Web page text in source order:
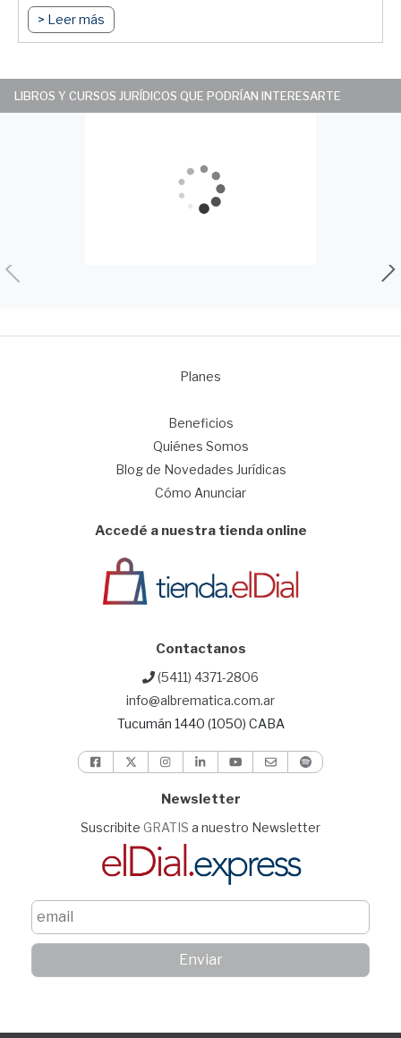
> Leer más
LIBROS Y CURSOS JURÍDICOS QUE PODRÍAN INTERESARTE
Planes
Beneficios
Quiénes Somos
Blog de Novedades Jurídicas
Cómo Anunciar
Accedé a nuestra tienda online
Contactanos
(5411) 4371-2806
info@albrematica.com.ar
Tucumán 1440 (1050) CABA
Newsletter
Suscribite GRATIS a nuestro Newsletter